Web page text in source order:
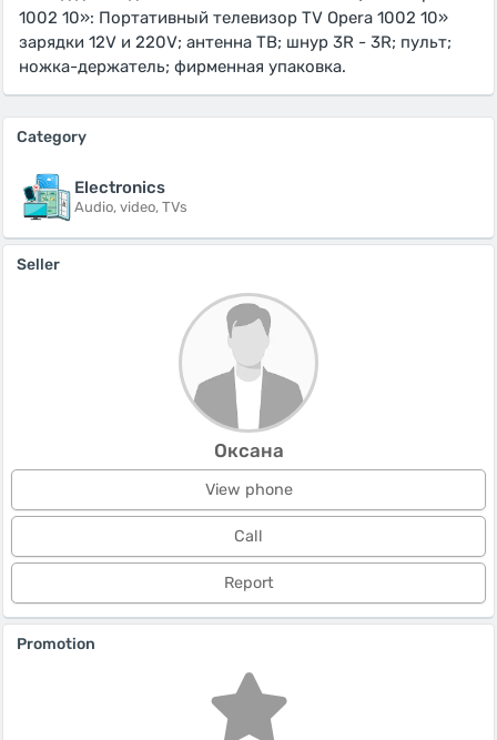
1002 10»: Портативный телевизор TV Opera 1002 10»
зарядки 12V и 220V; антенна ТВ; шнур 3R - 3R; пульт;
ножка-держатель; фирменная упаковка.
Category
Electronics
Audio, video, TVs
Seller
Оксана
View phone
Call
Report
Promotion